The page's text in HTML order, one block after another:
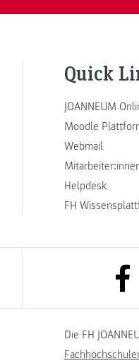
Quick
JOANNEUM
Moodle
Webmail
Helpdesk
FH
Die FH